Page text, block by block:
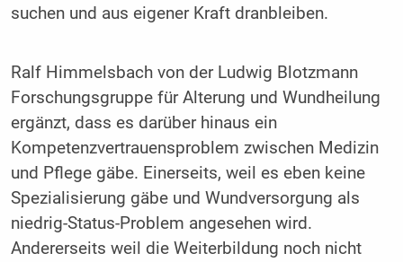
suchen und aus eigener Kraft dranbleiben.
Ralf Himmelsbach von der Ludwig Blotzmann
Forschungsgruppe für Alterung und Wundheilung
ergänzt, dass es darüber hinaus ein
Kompetenzvertrauensproblem zwischen Medizin
und Pflege gäbe. Einerseits, weil es eben keine
Spezialisierung gäbe und Wundversorgung als
niedrig-Status-Problem angesehen wird.
Andererseits weil die Weiterbildung noch nicht